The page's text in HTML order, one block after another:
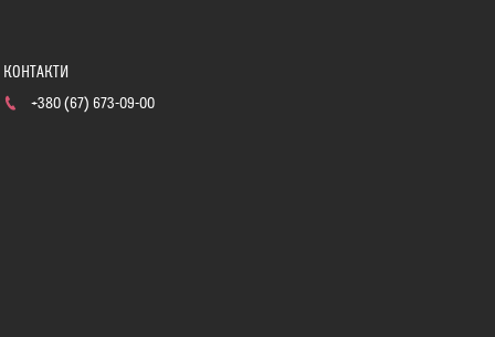
+380 (67) 673-09-00